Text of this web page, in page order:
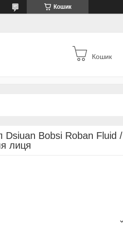
Кошик
Кошик
Bobsi Roban Fluid /
лиця